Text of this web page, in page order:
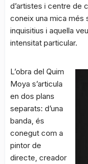
d’artistes i centre de
coneix una mica més
inquisitius i aquella
intensitat particular.
L’obra del Quim
Moya s’articula
en dos plans
separats: d’una
banda, és
conegut com a
pintor de
directe, creador